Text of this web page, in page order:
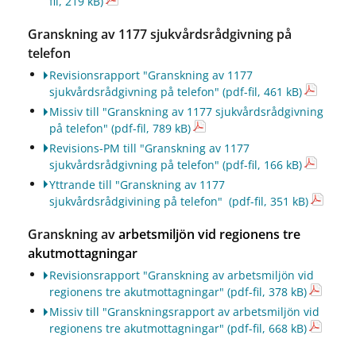
Granskning av 1177 sjukvårdsrådgivning på
telefon
Revisionsrapport "Granskning av 1177
sjukvårdsrådgivning på telefon" (pdf-fil, 461 kB)
Missiv till "Granskning av 1177 sjukvårdsrådgivning
på telefon" (pdf-fil, 789 kB)
Revisions-PM till "Granskning av 1177
sjukvårdsrådgivning på telefon" (pdf-fil, 166 kB)
Yttrande till "Granskning av 1177
sjukvårdsrådgivining på telefon" (pdf-fil, 351 kB)
Granskning avarbetsmiljön vid regionens tre
akutmottagningar
Revisionsrapport "Granskning av arbetsmiljön vid
regionens tre akutmottagningar" (pdf-fil, 378 kB)
Missiv till "Granskningsrapport av arbetsmiljön vid
regionens tre akutmottagningar" (pdf-fil, 668 kB)